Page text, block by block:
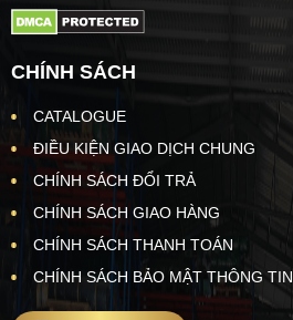
CHÍNH SÁCH
CATALOGUE
ĐIỀU KIỆN GIAO DỊCH CHUNG
CHÍNH SÁCH ĐỔI TRẢ
CHÍNH SÁCH GIAO HÀNG
CHÍNH SÁCH THANH TOÁN
CHÍNH SÁCH BẢO MẬT THÔNG TIN